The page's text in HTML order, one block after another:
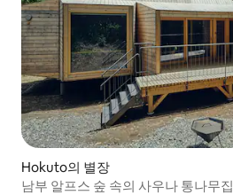
Hokuto의 별장
남부 알프스 숲 속의 사우나 통나무집